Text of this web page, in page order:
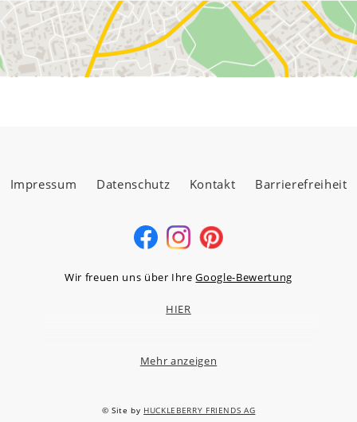
Impressum Datenschutz Kontakt Barrierefreiheit
Wir freuen uns über IhreGoogle-Bewertung
HIER
Niederstedter Weg 13A – 17, 61348 Bad Homburg v.d.H.
Mehr anzeigen
© Site by HUCKLEBERRY FRIENDS AG